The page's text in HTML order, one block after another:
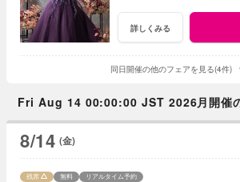
詳しくみる
同日開催の他のフェアを見る(4件)
Fri Aug 14 00:00:00 JST 2026月開催
8/14 (金)
残席 無料 リアルタイム予約